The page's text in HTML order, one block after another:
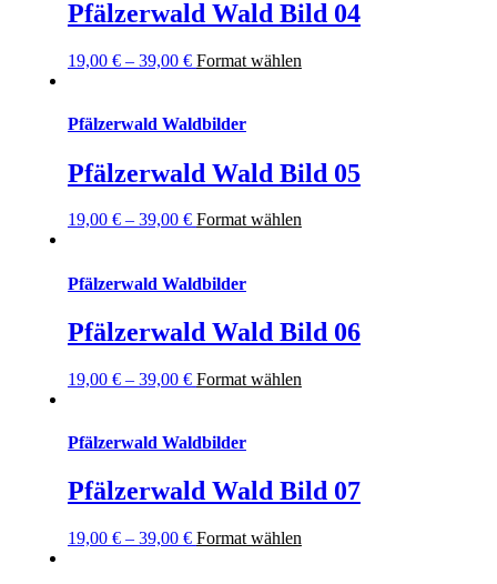
Pfälzerwald Wald Bild 04
19,00 €– 39,00 € Format wählen
Pfälzerwald Waldbilder
Pfälzerwald Wald Bild 05
19,00 €– 39,00 € Format wählen
Pfälzerwald Waldbilder
Pfälzerwald Wald Bild 06
19,00 €– 39,00 € Format wählen
Pfälzerwald Waldbilder
Pfälzerwald Wald Bild 07
19,00 €– 39,00 € Format wählen